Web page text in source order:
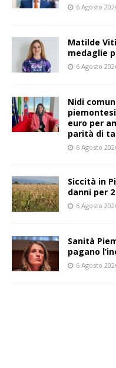
6 Agosto
Matilde
medaglie
6 Agosto
Nidi
euro per
parità di
6 Agosto
Siccità in
danni per
6 Agosto
Sanità
pagano
6 Agosto